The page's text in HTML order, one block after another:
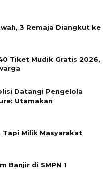
3 Remaja Diangkut ke
Tiket Mudik Gratis 2026,
Datangi Pengelola
Utamakan
Milik Masyarakat
Banjir di SMPN 1